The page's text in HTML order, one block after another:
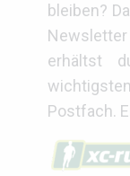
bleiben?
erhältst
Postfach.